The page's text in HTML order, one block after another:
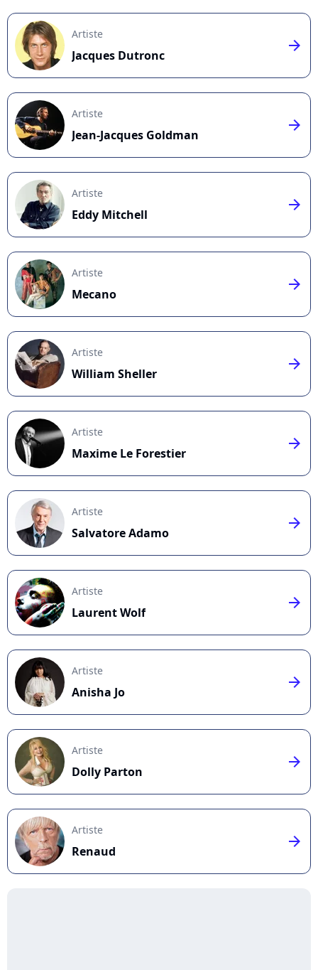
Artiste
Jacques Dutronc
arrow_right
Artiste
Jean-Jacques Goldman
arrow_right
Artiste
Eddy Mitchell
arrow_right
Artiste
Mecano
arrow_right
Artiste
William Sheller
arrow_right
Artiste
Maxime Le Forestier
arrow_right
Artiste
Salvatore Adamo
arrow_right
Artiste
Laurent Wolf
arrow_right
Artiste
Anisha Jo
arrow_right
Artiste
Dolly Parton
arrow_right
Artiste
Renaud
arrow_right